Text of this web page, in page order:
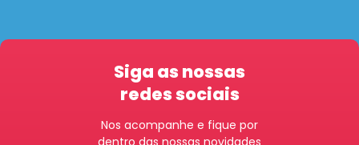
Siga as nossas
redes sociais
Nos acompanhe e fique por
dentro das nossas novidades